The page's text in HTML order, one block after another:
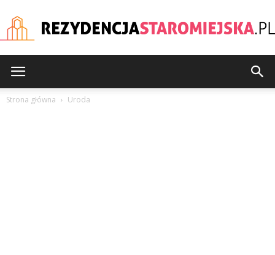
Strona główna Uroda